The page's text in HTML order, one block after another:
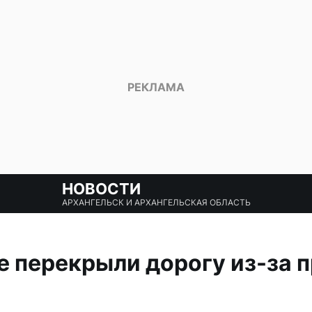
НОВОСТИ
АРХАНГЕЛЬСК И АРХАНГЕЛЬСКАЯ ОБЛАСТЬ
перекрыли дорогу из-за